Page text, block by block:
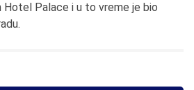
Hotel Palace i u to vreme je bio